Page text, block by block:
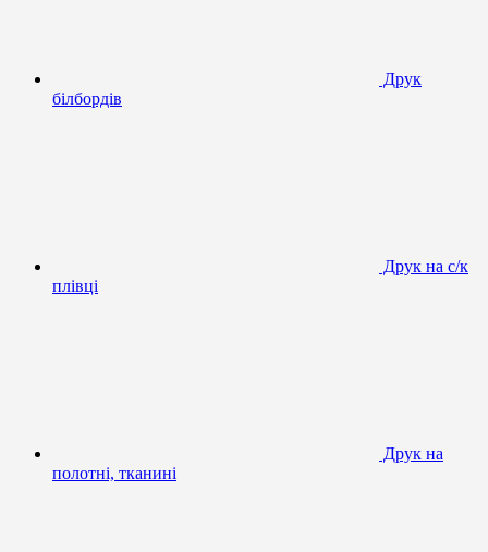
Друк
білбордів
Друк на с/к
плівці
Друк на
полотні, тканині